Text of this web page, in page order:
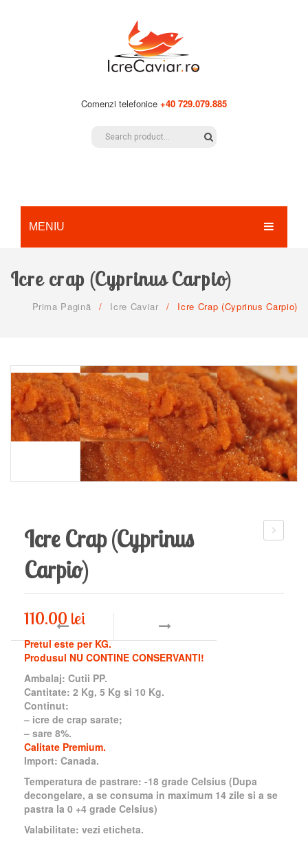
Comenzi telefonice +40 729.079.885
MENIU
PRODUSE
CONTACT
Icre crap (Cyprinus Carpio)
Prima Pagină / Icre Caviar / Icre Crap (Cyprinus Carpio)
Icre Crap (Cyprinus
Carpio)
110.00 lei
Pretul este per KG.
Produsul NU CONTINE CONSERVANTI!
Ambalaj: Cutii PP.
Cantitate: 2 Kg, 5 Kg si 10 Kg.
Continut:
– icre de crap sarate;
– sare 8%.
Calitate Premium.
Import: Canada.
Temperatura de pastrare: -18 grade Celsius (Dupa
decongelare, a se consuma in maximum 14 zile si a se
pastra la 0 +4 grade Celsius)
Valabilitate: vezi eticheta.